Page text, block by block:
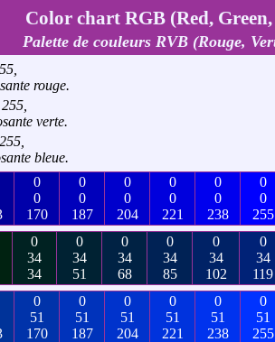
Color chart RGB (Red,
Palette de couleurs RVB (Rouge,
rouge.
verte.
bleue.
0
0
170
0
0
187
0
0
204
0
0
221
0
0
238
0
0
255
0
34
34
0
34
51
0
34
68
0
34
85
0
34
102
0
34
119
0
51
170
0
51
187
0
51
204
0
51
221
0
51
238
0
51
255